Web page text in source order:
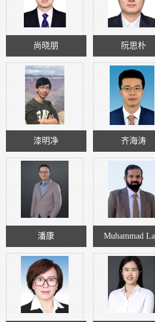
尚晓朋 阮思朴
漆明净 齐海涛
潘康 Muhammad